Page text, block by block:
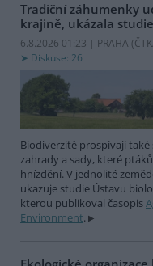
Tradiční záhumenky
krajině, ukázala studie
6.8.2026 01:23 | PRAHA (
Diskuse: 26
Biodiverzitě prospívají
zahrady a sady, které
hnízdění. V jednolité
ukazuje studie Ústavu
kterou publikoval časopis
Environment.